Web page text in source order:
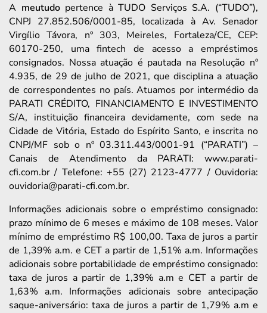
A meutudopertence à TUDO Serviços S.A. (“TUDO”),
CNPJ 27.852.506/0001-85, localizada à Av. Senador
Virgílio Távora, nº 303, Meireles, Fortaleza/CE, CEP:
60170-250, uma fintech de acesso a empréstimos
consignados. Nossa atuação é pautada na Resolução nº
4.935, de 29 de julho de 2021, que disciplina a atuação
de correspondentes no país. Atuamos por intermédio da
PARATI CRÉDITO, FINANCIAMENTO E INVESTIMENTO
S/A, instituição financeira devidamente, com sede na
Cidade de Vitória, Estado do Espírito Santo, e inscrita no
CNPJ/MF sob o nº 03.311.443/0001-91 (“PARATI”) –
Canais de Atendimento da PARATI: www.parati-
cfi.com.br / Telefone: +55 (27) 2123-4777 / Ouvidoria:
ouvidoria@parati-cfi.com.br.
Informações adicionais sobre o empréstimo consignado:
prazo mínimo de 6 meses e máximo de 108 meses. Valor
mínimo de empréstimo R$ 100,00. Taxa de juros a partir
de 1,39% a.m. e CET a partir de 1,51% a.m. Informações
adicionais sobre portabilidade de empréstimo consignado:
taxa de juros a partir de 1,39% a.m e CET a partir de
1,63% a.m. Informações adicionais sobre antecipação
saque-aniversário: taxa de juros a partir de 1,79% a.m e